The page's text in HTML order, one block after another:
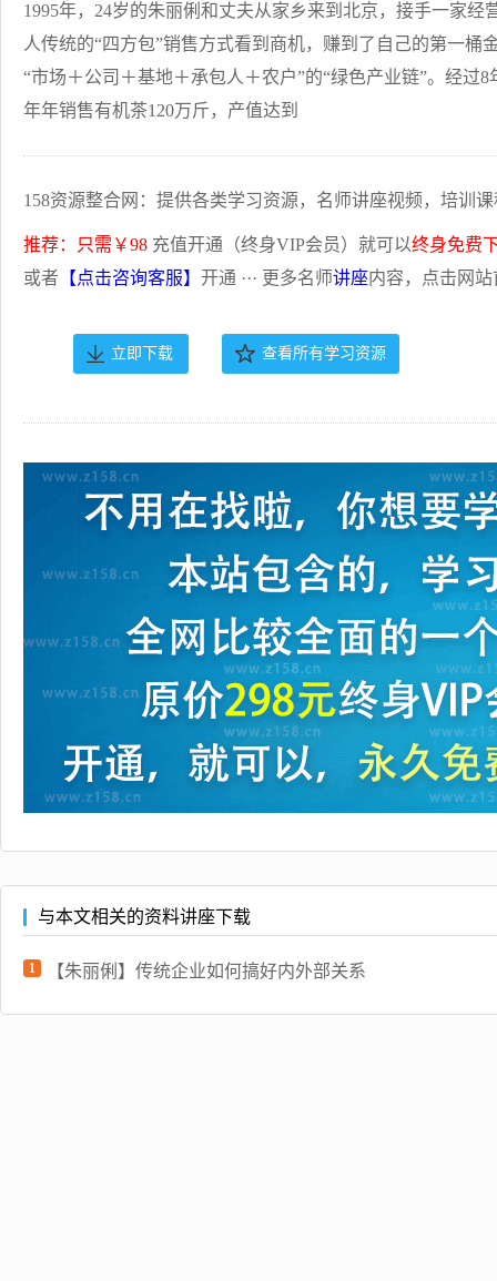
1995年，24岁的朱丽俐和丈夫从家乡来到北京，接手一家
人传统的“四方包”销售方式看到商机，赚到了自己的第一
“市场＋公司＋基地＋承包人＋农户”的“绿色产业链”。经过
年年销售有机茶120万斤，产值达到
158资源整合网：提供各类学习资源，名师讲座视频，培训
推荐：只需￥98 充值开通（终身VIP会员）就可以终身免费
或者 【点击咨询客服】 开通 ··· 更多名师讲座内容，点击网
立即下载 查看所有学习资源
与本文相关的资料讲座下载
1 【朱丽俐】传统企业如何搞好内外部关系